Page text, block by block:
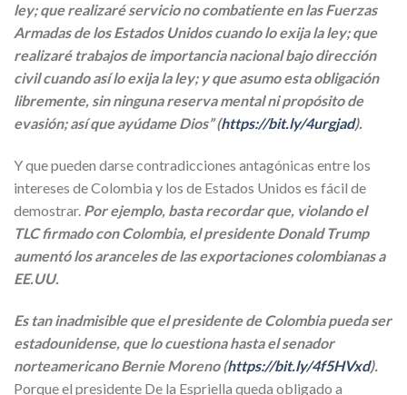
ley; que realizaré servicio no combatiente en las Fuerzas
Armadas de los Estados Unidos cuando lo exija la ley; que
realizaré trabajos de importancia nacional bajo dirección
civil cuando así lo exija la ley; y que asumo esta obligación
libremente, sin ninguna reserva mental ni propósito de
evasión; así que ayúdame Dios” (https://bit.ly/4urgjad).
Y que pueden darse contradicciones antagónicas entre los
intereses de Colombia y los de Estados Unidos es fácil de
demostrar. Por ejemplo, basta recordar que, violando el
TLC firmado con Colombia, el presidente Donald Trump
aumentó los aranceles de las exportaciones colombianas a
EE.UU.
Es tan inadmisible que el presidente de Colombia pueda ser
estadounidense, que lo cuestiona hasta el senador
norteamericano Bernie Moreno (https://bit.ly/4f5HVxd).
Porque el presidente De la Espriella queda obligado a